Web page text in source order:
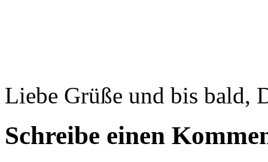
Liebe Grüße und bis bald,
Schreibe einen